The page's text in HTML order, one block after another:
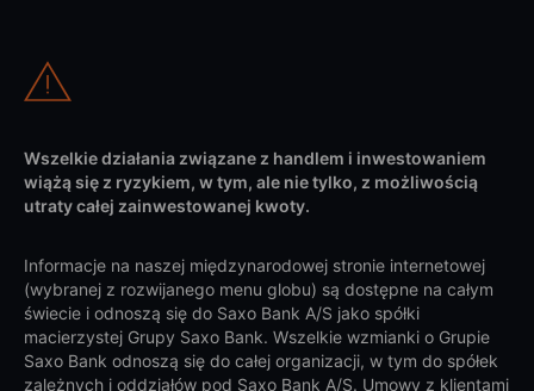
Wszelkie działania związane z handlem i inwestowaniem
wiążą się z ryzykiem, w tym, ale nie tylko, z możliwością
utraty całej zainwestowanej kwoty.
Informacje na naszej międzynarodowej stronie internetowej
(wybranej z rozwijanego menu globu) są dostępne na całym
świecie i odnoszą się do Saxo Bank A/S jako spółki
macierzystej Grupy Saxo Bank. Wszelkie wzmianki o Grupie
Saxo Bank odnoszą się do całej organizacji, w tym do spółek
zależnych i oddziałów pod Saxo Bank A/S. Umowy z klientami